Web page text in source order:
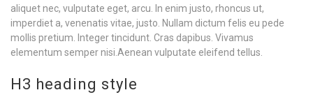
aliquet nec, vulputate eget, arcu. In enim justo, rhoncus ut,
imperdiet a, venenatis vitae, justo. Nullam dictum felis eu pede
mollis pretium. Integer tincidunt. Cras dapibus. Vivamus
elementum semper nisi.Aenean vulputate eleifend tellus.
H3 heading style